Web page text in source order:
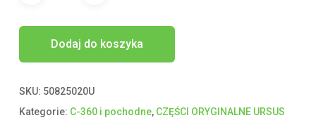
Dodaj do koszyka
SKU: 50825020U
Kategorie: C-360 i pochodne, CZĘŚCI ORYGINALNE URSUS